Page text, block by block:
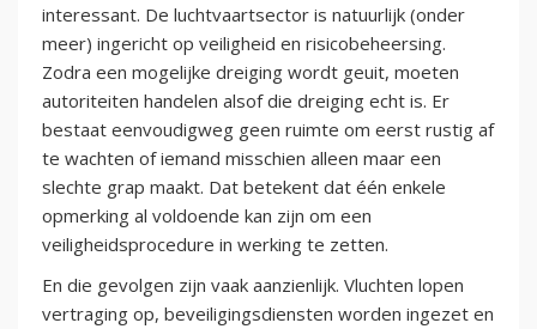
interessant. De luchtvaartsector is natuurlijk (onder
meer) ingericht op veiligheid en risicobeheersing.
Zodra een mogelijke dreiging wordt geuit, moeten
autoriteiten handelen alsof die dreiging echt is. Er
bestaat eenvoudigweg geen ruimte om eerst rustig af
te wachten of iemand misschien alleen maar een
slechte grap maakt. Dat betekent dat één enkele
opmerking al voldoende kan zijn om een
veiligheidsprocedure in werking te zetten.
En die gevolgen zijn vaak aanzienlijk. Vluchten lopen
vertraging op, beveiligingsdiensten worden ingezet en